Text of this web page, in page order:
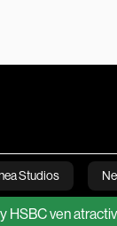
Studios
atractivo en